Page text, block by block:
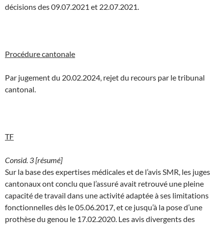
décisions des 09.07.2021 et 22.07.2021.
Procédure cantonale
Par jugement du 20.02.2024, rejet du recours par le tribunal
cantonal.
TF
Consid. 3 [résumé]
Sur la base des expertises médicales et de l’avis SMR, les juges
cantonaux ont conclu que l’assuré avait retrouvé une pleine
capacité de travail dans une activité adaptée à ses limitations
fonctionnelles dès le 05.06.2017, et ce jusqu’à la pose d’une
prothèse du genou le 17.02.2020. Les avis divergents des